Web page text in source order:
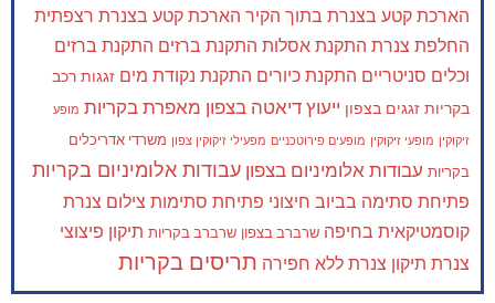
הארכת קטע בצנרת בתוך הקיר הארכת קטע בצנרת רצפתית
החלפת צנרת התקנת אסלות התקנת ברזים התקנת ברזים
וכלים סניטריים התקנת כיורים התקנת נקודת מים זגגות רכב
בקריות זגגים בצפון ייעוץ דיאטה בצפון מאפרת בקריות מופע
זיקוקין מופעי זיקוקין מופעים פירוטכניים מפעילי זיקוקין צפון משרדי אדריכלים
בקריות עבודות אלומיניום בצפון עבודות אלומיניום בקריות
פתיחת סתימה בביוב חיצוני פתיחת סתימות צילום צנרת
קוסמטיקאית בחיפה שרברב בצפון שרברב בקריות תיקון פיצוצי
צנרת תיקון צנרת ללא חפירה תריסים בקריות